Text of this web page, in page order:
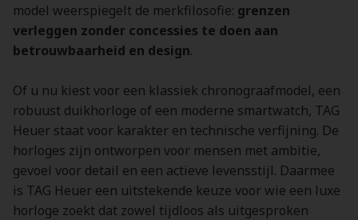
model weerspiegelt de merkfilosofie: grenzen
verleggen zonder concessies te doen aan
betrouwbaarheid en design.
Of u nu kiest voor een klassiek chronograafmodel, een
robuust duikhorloge of een moderne smartwatch, TAG
Heuer staat voor karakter en technische verfijning. De
horloges zijn ontworpen voor mensen met ambitie,
gevoel voor detail en een actieve levensstijl. Daarmee
is TAG Heuer een uitstekende keuze voor wie een luxe
horloge zoekt dat zowel tijdloos als uitgesproken